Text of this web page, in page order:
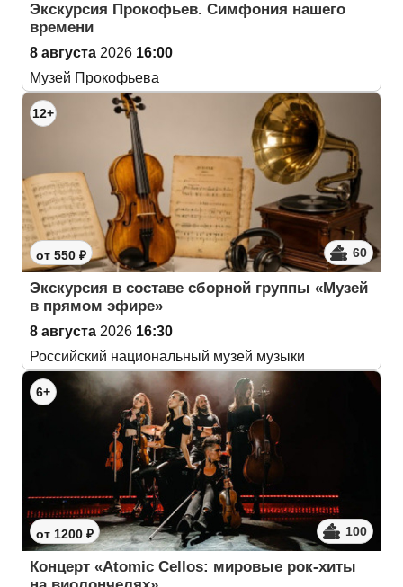
Экскурсия Прокофьев. Симфония нашего
времени
8 августа 2026 16:00
Музей Прокофьева
12+
от 550 ₽ 60
Экскурсия в составе сборной группы «Музей
в прямом эфире»
8 августа 2026 16:30
Российский национальный музей музыки
6+
от 1200 ₽ 100
Концерт «Atomic Cellos: мировые рок-хиты